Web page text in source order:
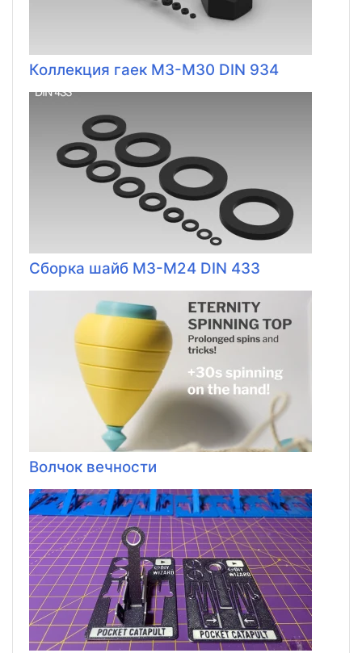
Коллекция гаек M3-M30 DIN 934
Сборка шайб M3-M24 DIN 433
Волчок вечности